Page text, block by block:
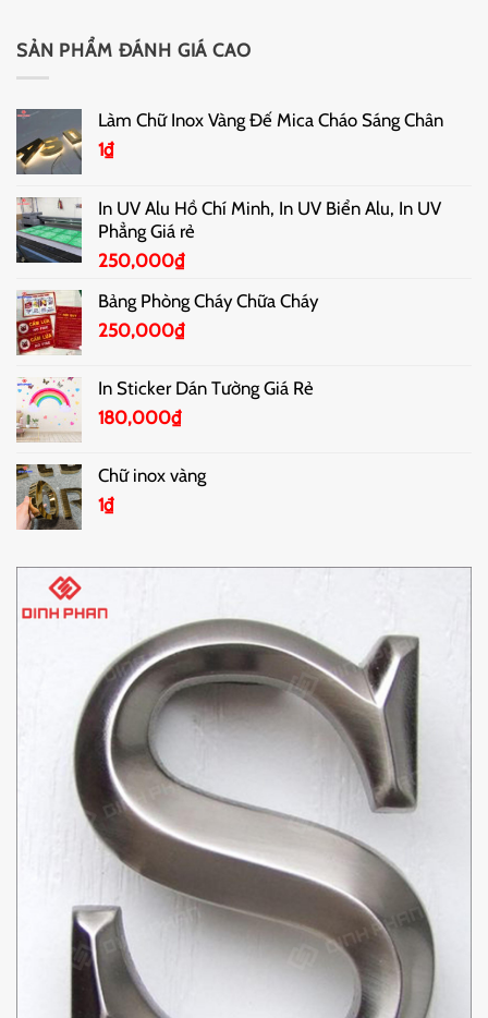
SẢN PHẨM ĐÁNH GIÁ CAO
Làm Chữ Inox Vàng Đế Mica Cháo Sáng Chân
1₫
In UV Alu Hồ Chí Minh, In UV Biển Alu, In UV
Phẳng Giá rẻ
250,000₫
Bảng Phòng Cháy Chữa Cháy
250,000₫
In Sticker Dán Tường Giá Rẻ
180,000₫
Chữ inox vàng
1₫